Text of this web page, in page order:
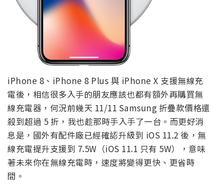
iPhone 8、iPhone 8 Plus 與 iPhone X 支援無線充
電後，相信很多入手的朋友應該也都有額外再購買無
線充電器，何況前幾天 11/11 Samsung 折疊款價格還
殺到超過 5 折，我也趁那時手入手了一台。而更好消
息是，國外有配件廠已經確認升級到 iOS 11.2 後，無
線充電提升支援到 7.5W（iOS 11.1 只有 5W），意味
著未來你在無線充電時，速度將變得更快、更省時
間。